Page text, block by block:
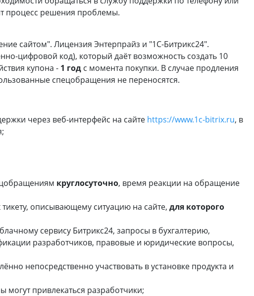
процесс решения проблемы.
сайтом". Лицензия Энтерпрайз и "1С-Битрикс24".
цифровой код), который даёт возможность создать 10
купона - 1 год с момента покупки. В случае продления
спецобращения не переносятся.
через веб-интерфейс на сайте https://www.1c-bitrix.ru, в
круглосуточно, время реакции на обращение
описывающему ситуацию на сайте, для которого
сервису Битрикс24, запросы в бухгалтерию,
разработчиков, правовые и юридические вопросы,
непосредственно участвовать в установке продукта и
привлекаться разработчики;